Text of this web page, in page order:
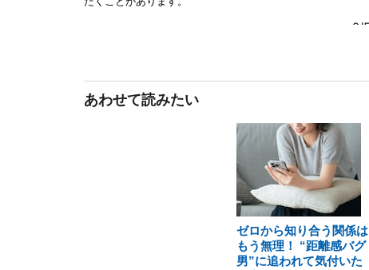
あわせて読みたい
ゼロから知り合う関係は
もう無理！ “距離感バグ
男”に追われて気付いた